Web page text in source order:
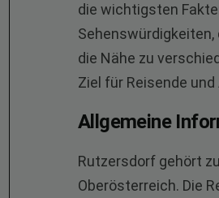
die wichtigsten
Sehenswürdigkeiten,
die Nähe zu
Ziel für Reisende
Allgemeine
Rutzersdorf gehört
Oberösterreich. Die